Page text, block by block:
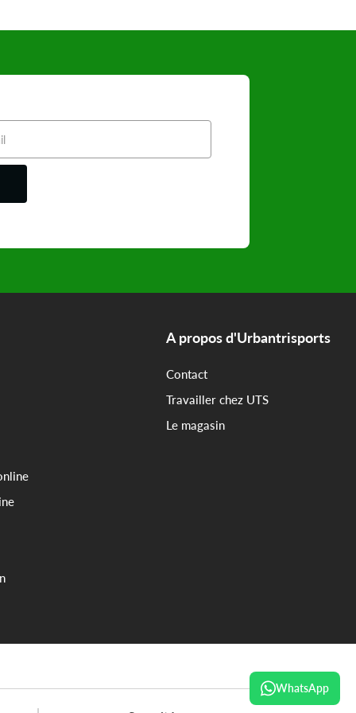
A propos d'Urbantrisports
Contact
Travailler chez UTS
Le magasin
WhatsApp